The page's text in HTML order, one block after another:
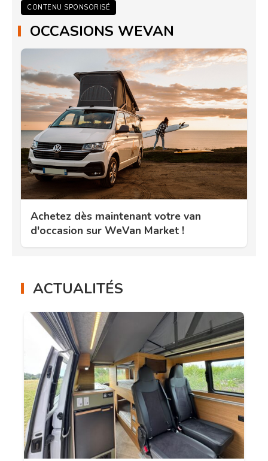
CONTENU SPONSORISÉ
OCCASIONS WEVAN
Achetez dès maintenant votre van
d'occasion sur WeVan Market !
ACTUALITÉS